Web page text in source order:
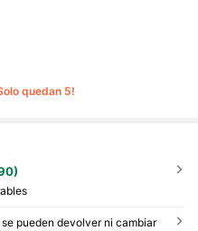
quedan 5!
pueden devolver ni cambiar